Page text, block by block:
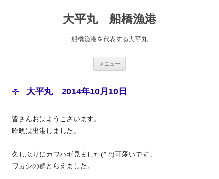
大平丸 船橋漁港
船橋漁港を代表する大平丸
メニュー
大平丸 2014年10月10日
皆さんおはようございます。
昨晩は出港しました。
久しぶりにカワハギ見ました(^-^)可愛いです。
ワカシの群とらえました。